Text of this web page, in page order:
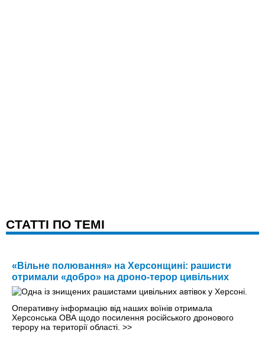
CТАТТІ ПО ТЕМІ
«Вільне полювання» на Херсонщині: рашисти
отримали «добро» на дроно-терор цивільних
Оперативну інформацію від наших воїнів отримала
Херсонська ОВА щодо посилення російського дронового
терору на території області. >>